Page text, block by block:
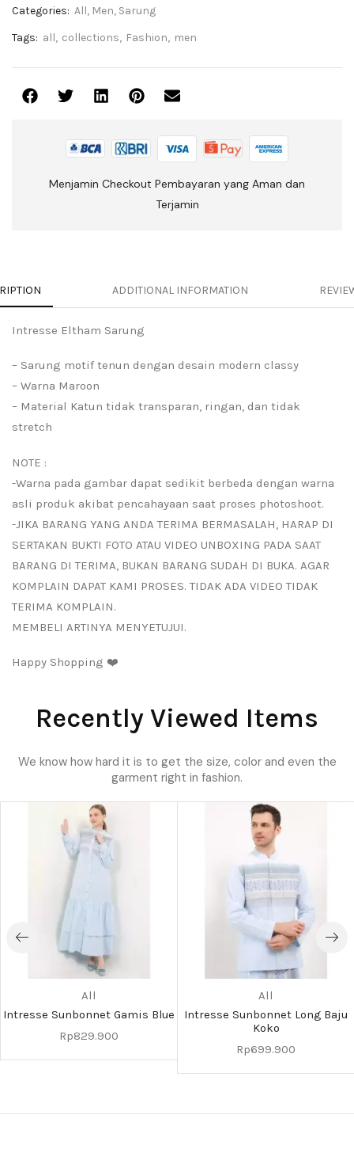
Categories: All, Men, Sarung
Tags: all, collections, Fashion, men
Menjamin Checkout Pembayaran yang Aman dan
Terjamin
ADDITIONAL INFORMATION
Intresse Eltham Sarung
– Sarung motif tenun dengan desain modern classy
– Warna Maroon
– Material Katun tidak transparan, ringan, dan tidak
stretch
NOTE :
-Warna pada gambar dapat sedikit berbeda dengan warna
asli produk akibat pencahayaan saat proses photoshoot.
-JIKA BARANG YANG ANDA TERIMA BERMASALAH, HARAP DI
SERTAKAN BUKTI FOTO ATAU VIDEO UNBOXING PADA SAAT
BARANG DI TERIMA, BUKAN BARANG SUDAH DI BUKA. AGAR
KOMPLAIN DAPAT KAMI PROSES. TIDAK ADA VIDEO TIDAK
TERIMA KOMPLAIN.
MEMBELI ARTINYA MENYETUJUI.
Happy Shopping ❤️
Recently Viewed Items
We know how hard it is to get the size, color and even the
garment right in fashion.
All
Intresse Sunbonnet Gamis Blue
Rp829.900
All
Intresse Sunbonnet Long Baju
Koko
Rp699.900